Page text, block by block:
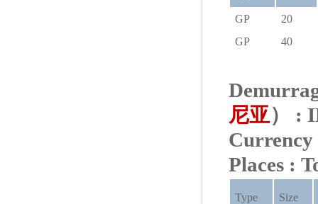
GP
20
GP
40
尼亚） :
Places :
Type Size